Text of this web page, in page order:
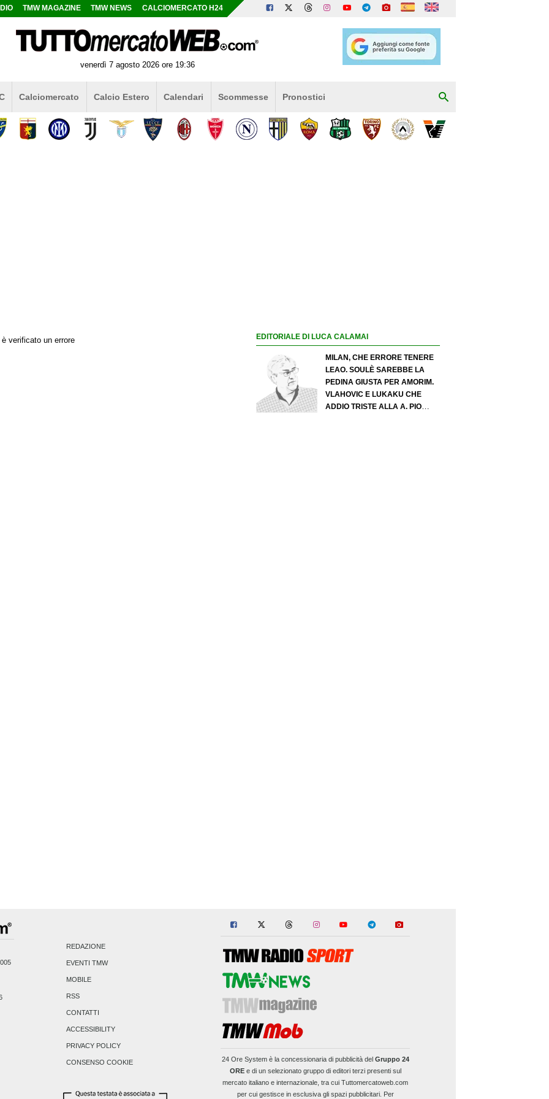
TMW MAGAZINE TMW NEWS CALCIOMERCATO H24
venerdì 7 agosto 2026 ore 19:36
Calciomercato Calcio Estero Calendari Scommesse Pronostici
verificato un errore EDITORIALE DI LUCA CALAMAI
MILAN, CHE ERRORE TENERE
LEAO. SOULÈ SAREBBE LA
PEDINA GIUSTA PER AMORIM.
VLAHOVIC E LUKAKU CHE
ADDIO TRISTE ALLA A. PIO
REDAZIONE
EVENTI TMW
MOBILE
RSS
CONTATTI
ACCESSIBILITY
PRIVACY POLICY
CONSENSO COOKIE 24 Ore Systemè la concessionaria di pubblicità del Gruppo 24
OREe di un selezionato gruppo di editori terzi presenti sul
mercato italiano e internazionale, tra cui Tuttomercatoweb.com
per cui gestisce in esclusiva gli spazi pubblicitari. Per